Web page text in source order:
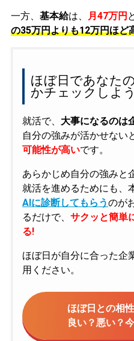
一方、 基本給は、 月47万円
の35万円よりも12万円ほど
ほぼ日であなた
かチェックしよう
就活で、 大事になるのは
自分の強みが活かせない
可能性が高いです。
あらかじめ自分の強みと
就活を進めるためにも、
AIに診断してもらうのが
るだけで、 サクッと簡単
る!
ほぼ日が自分に合った企
用ください。
ほぼ日との相
良い？悪い？